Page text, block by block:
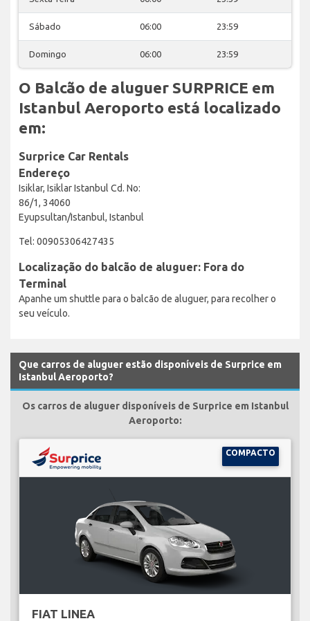
Sábado 06:00 23:59
Domingo 06:00 23:59
O Balcão de aluguer SURPRICE em
Istanbul Aeroporto está localizado
em:
Surprice Car Rentals
Endereço
Isiklar, Isiklar Istanbul Cd. No:
86/1, 34060
Eyupsultan/Istanbul, Istanbul
Tel: 00905306427435
Localização do balcão de aluguer: Fora do
Terminal
Apanhe um shuttle para o balcão de aluguer, para recolher o
seu veículo.
Que carros de aluguer estão disponíveis de Surprice em
Istanbul Aeroporto?
Os carros de aluguer disponíveis de Surprice em Istanbul
Aeroporto:
COMPACTO
FIAT LINEA